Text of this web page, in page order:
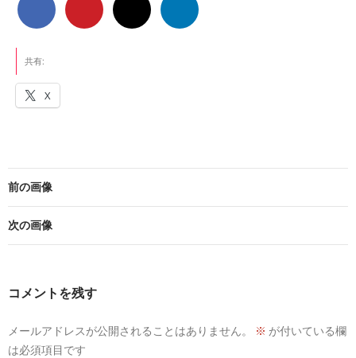
共有:
X
前の画像
次の画像
コメントを残す
メールアドレスが公開されることはありません。 ※ が付いている欄
は必須項目です